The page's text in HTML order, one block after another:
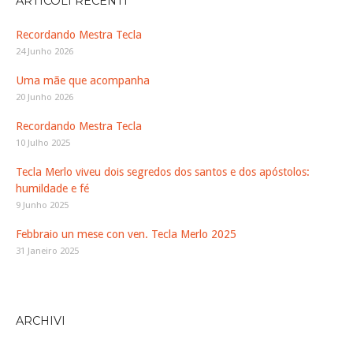
Recordando Mestra Tecla
24 Junho 2026
Uma mãe que acompanha
20 Junho 2026
Recordando Mestra Tecla
10 Julho 2025
Tecla Merlo viveu dois segredos dos santos e dos apóstolos:
humildade e fé
9 Junho 2025
Febbraio un mese con ven. Tecla Merlo 2025
31 Janeiro 2025
ARCHIVI